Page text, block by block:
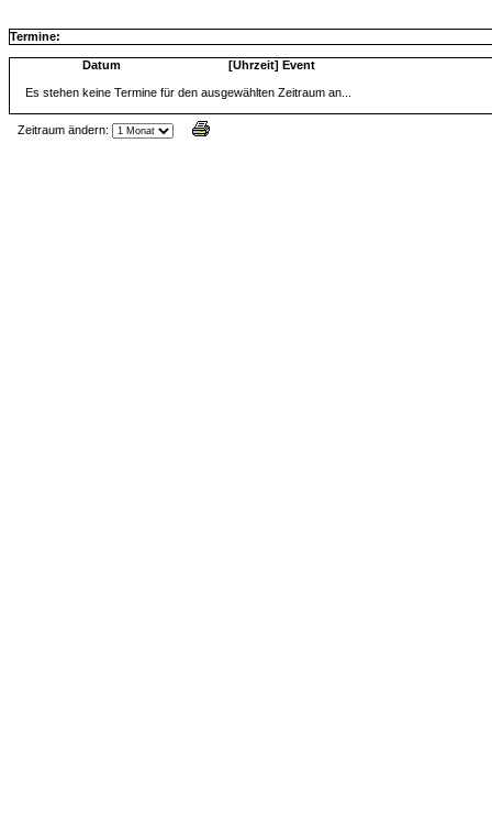
Termine:
Datum [Uhrzeit] Event
Es stehen keine Termine für den ausgewählten Zeitraum an...
Zeitraum ändern: